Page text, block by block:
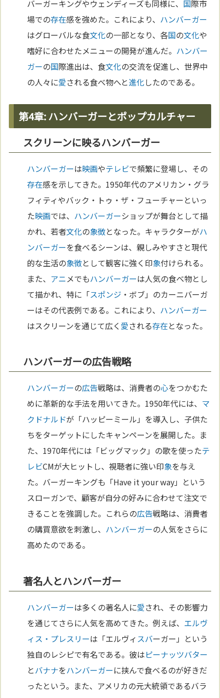
バーガーキングやウェンディーズも同様に、 国際市
場での存在感を強めた。これにより、 ハンバーガー
はグローバルな食文化の一部となり、各国の文化や
嗜好に合わせたメニューの開発が進んだ。 ハンバー
ガーの国際進出は、食文化の交流を促進し、世界中
の人々に愛される食べ物へと進化したのである。
第4章: ハンバーガーとポップカルチャー
スクリーンに映るハンバーガー
ハンバーガーは映画やテレビで頻繁に登場し、その
存在感を示してきた。1950年代のアメリカン・グラ
フィティやバック・トゥ・ザ・フューチャーといっ
た映画では、 ハンバーガーショップが舞台として描
かれ、若者文化の象徴となった。キャラクターがハ
ンバーガーを食べるシーンは、親しみやすさと現代
的な生活の象徴として観客に強く印象付けられる。
また、 アニ メでもハンバーガーは人気の食べ物とし
て描かれ、特に「スポンジ ・ボブ」のカーニバーガ
ーはその代表例である。これにより、 ハンバーガー
はスクリーンを通じて広く 愛される存在となった。
ハンバーガーの広告戦略
ハンバーガーの広告戦略は、消費者の心をつかむた
めに革新的な手法を用いてきた。1950年代には、 マ
クドナルドが「ハッピーミール」を導入し、子供た
ちをターゲットにしたキャンペーンを展開した。ま
た、1970年代には「ビッグマック」の歌を使ったテ
レビCMが大ヒットし、視聴者に強い印象を与え
た。バーガーキングも「Have it your way」という
スローガンで、顧客が自分の好みに合わせて注文で
きることを強調した。これらの広告戦略は、消費者
の購買意欲を刺激し、 ハンバーガーの人気をさらに
高めたのである。
著名人とハンバーガー
ハンバーガーは多くの著名人に愛され、その影響力
を通じてさらに人気を高めてきた。例えば、 エルヴ
ィス・プレスリーは「エルヴィスバーガー」という
独自のレシピで有名である。彼はピーナッツバター
とバナナをハンバーガーに挟んで食べるのが好きだ
ったという。また、アメリカの元大統領であるバラ